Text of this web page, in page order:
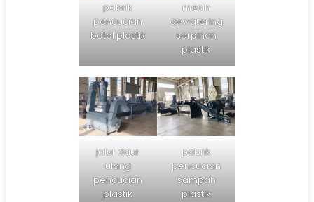
pabrik
pencucian
botol plastik
mesin
dewatering
serpihan
plastik
jalur daur
ulang
pencucian
plastik
pabrik
pencucian
sampah
plastik